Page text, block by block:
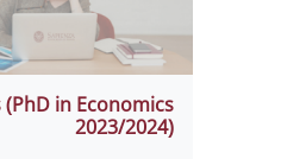
in Economics
2023/2024)